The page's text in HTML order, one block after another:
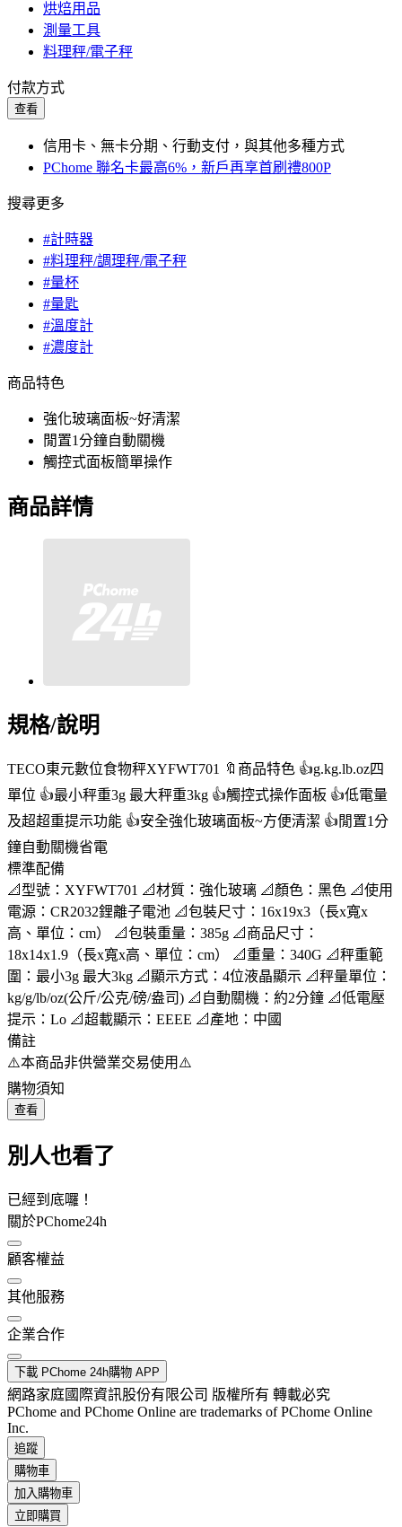
烘焙用品
測量工具
料理秤/電子秤
付款方式
查看
信用卡、無卡分期、行動支付，與其他多種方式
PChome 聯名卡最高6%，新戶再享首刷禮800P
搜尋更多
#計時器
#料理秤/調理秤/電子秤
#量杯
#量匙
#溫度計
#濃度計
商品特色
強化玻璃面板~好清潔
閒置1分鐘自動關機
觸控式面板簡單操作
商品詳情
規格/說明
TECO東元數位食物秤XYFWT701 🔖商品特色 👍g.kg.lb.oz四
單位 👍最小秤重3g 最大秤重3kg 👍觸控式操作面板 👍低電量
及超超重提示功能 👍安全強化玻璃面板~方便清潔 👍閒置1分
鐘自動關機省電
標準配備
📐型號：XYFWT701 📐材質：強化玻璃 📐顏色：黑色 📐使用
電源：CR2032鋰離子電池 📐包裝尺寸：16x19x3（長x寬x
高、單位：cm） 📐包裝重量：385g 📐商品尺寸：
18x14x1.9（長x寬x高、單位：cm） 📐重量：340G 📐秤重範
圍：最小3g 最大3kg 📐顯示方式：4位液晶顯示 📐秤量單位：
kg/g/lb/oz(公斤/公克/磅/盎司) 📐自動關機：約2分鐘 📐低電壓
提示：Lo 📐超載顯示：EEEE 📐產地：中國
備註
⚠️本商品非供營業交易使用⚠️
購物須知
查看
別人也看了
已經到底囉！
關於PChome24h
顧客權益
其他服務
企業合作
下載 PChome 24h購物 APP
網路家庭國際資訊股份有限公司 版權所有 轉載必究
PChome and PChome Online are trademarks of PChome Online
Inc.
追蹤
購物車
加入購物車
立即購買